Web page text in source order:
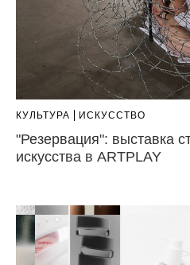
КУЛЬТУРА ИСКУССТВО
"Резервация": выставка
искусства в ARTPLAY